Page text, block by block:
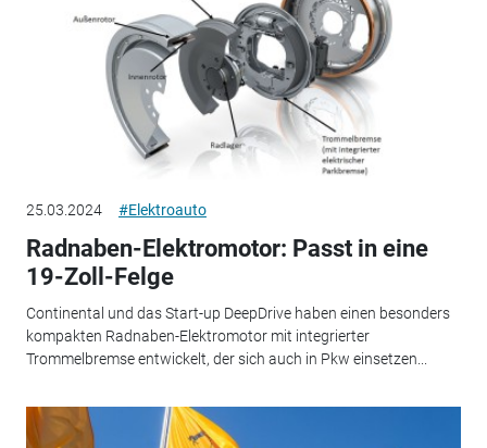
25.03.2024 #Elektroauto
Radnaben-Elektromotor: Passt in eine
19-Zoll-Felge
Continental und das Start-up DeepDrive haben einen besonders
kompakten Radnaben-Elektromotor mit integrierter
Trommelbremse entwickelt, der sich auch in Pkw einsetzen...